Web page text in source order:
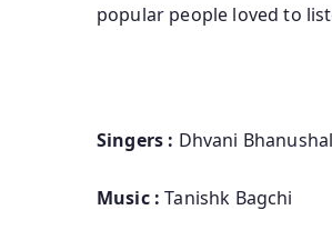
popular people loved to
Singers : Dhvani
Music : Tanishk Bagchi